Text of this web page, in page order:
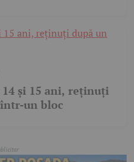
și 15 ani, reținuți
un bloc